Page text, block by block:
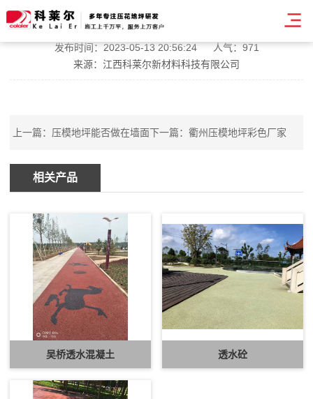
银川彩色压模地坪品牌
发布时间：2023-05-13 20:56:24
人气：971
来源：江西科莱尔新材料科技有限公司
上一篇： 压模地坪能否做在墙面下一篇：衢州压模地坪彩色厂家
相关产品
吴桥透水混凝土 透水砼